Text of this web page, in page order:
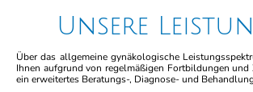
Unsere
Über das allgemeine gynäkologische
Ihnen aufgrund von regelmäßigen Fortbildungen
ein erweitertes Beratungs-, Diagnose- und